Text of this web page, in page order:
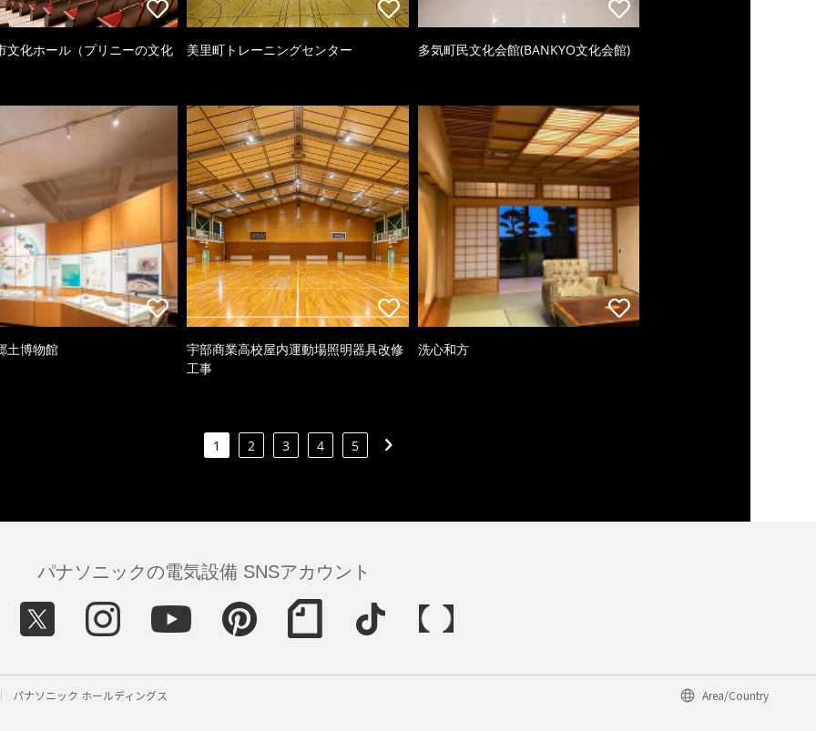
文化ホール（プリニーの文化
美里町トレーニングセンター 多気町民文化会館(BANKYO文化会館)
土博物館
宇部商業高校屋内運動場照明器具改修
工事
洗心和方
1 2 3 4 5
パナソニックの電気設備 SNSアカウント
パナソニック ホールディングス Area/Country